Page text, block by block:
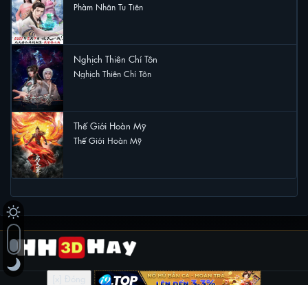
Phàm Nhân Tu Tiên
Nghịch Thiên Chí Tôn
Nghịch Thiên Chí Tôn
Thế Giới Hoàn Mỹ
Thế Giới Hoàn Mỹ